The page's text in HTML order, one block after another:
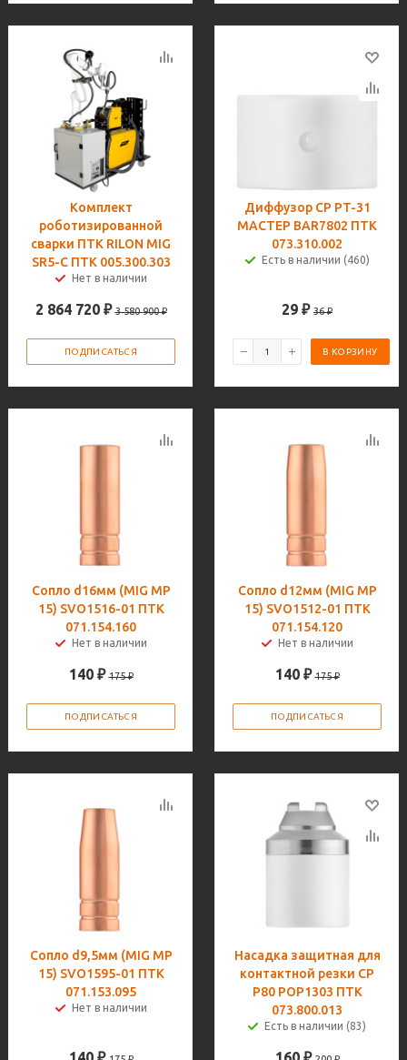
Комплект
роботизированной
сварки ПТК RILON MIG
SR5-C ПТК 005.300.303
Нет в наличии
2 864 720₽ 3 580 900₽
ПОДПИСАТЬСЯ
Диффузор CP PT-31
МАСТЕР BAR7802 ПТК
073.310.002
Есть в наличии (460)
29 ₽ 36₽
В КОРЗИНУ
Сопло d16мм (MIG MP
15) SVO1516-01 ПТК
071.154.160
Нет в наличии
140₽ 175₽
ПОДПИСАТЬСЯ
Сопло d12мм (MIG MP
15) SVO1512-01 ПТК
071.154.120
Нет в наличии
140₽ 175₽
ПОДПИСАТЬСЯ
Сопло d9,5мм (MIG MP
15) SVO1595-01 ПТК
071.153.095
Нет в наличии
Насадка защитная для
контактной резки CP
P80 POP1303 ПТК
073.800.013
Есть в наличии (83)